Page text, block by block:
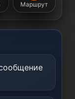
Маршрут